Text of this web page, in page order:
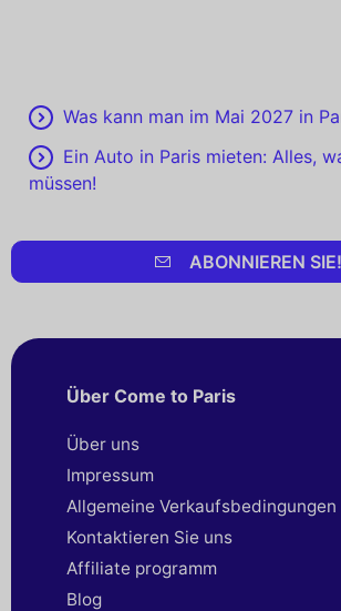
Was kann man im Mai 2027 in
Ein Auto in Paris mieten: Alles,
müssen!
ABONNIEREN SIE!
Über Come to Paris
Über uns
Impressum
Allgemeine Verkaufsbedingungen
Kontaktieren Sie uns
Affiliate programm
Blog